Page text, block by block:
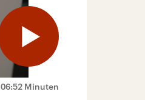
06:52 Minuten